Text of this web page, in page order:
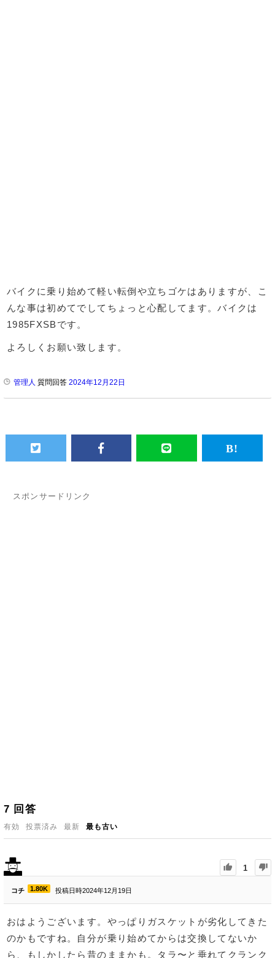
バイクに乗り始めて軽い転倒や立ちゴケはありますが、こ
んな事は初めてでしてちょっと心配してます。バイクは
1985FXSBです。
よろしくお願い致します。
管理人 質問回答 2024年12月22日
スポンサードリンク
7 回答
有効 投票済み 最新 最も古い
1
コチ 1.80K 投稿日時2024年12月19日
おはようございます。やっぱりガスケットが劣化してきた
のかもですね。自分が乗り始めてからは交換してないか
ら、もしかしたら昔のままかも。タラ〜と垂れてクランク